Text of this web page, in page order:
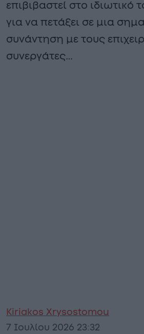
επιβιβαστεί στο
για να πετάξει σε μια
συνάντηση με τους
συνεργάτες…
Kiriakos Xrysostomou
7 Ιουλίου 2026 23:32